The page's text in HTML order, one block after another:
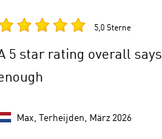
5,0 Sterne
5 star rating overall says
Max, Terheijden, März 2026